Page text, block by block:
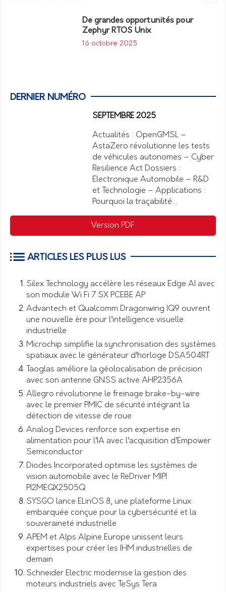
De grandes opportunités pour
Zephyr RTOS Unix
16 octobre 2025
DERNIER NUMÉRO
SEPTEMBRE 2025
Actualités : OpenGMSL –
AstaZero révolutionne les tests
de véhicules autonomes – Cyber
Resilience Act Dossiers :
Electronique Automobile – R&D
et Technologie – Applications :
Pourquoi la traçabilité…
Version PDF
ARTICLES LES PLUS LUS
Silex Technology accélère les réseaux Edge AI avec
son module Wi Fi 7 SX PCEBE AP
Advantech et Qualcomm Dragonwing IQ9 ouvrent
une nouvelle ère pour l’intelligence visuelle
industrielle
Microchip simplifie la synchronisation des systèmes
spatiaux avec le générateur d’horloge DSA504RT
Taoglas améliore la géolocalisation de précision
avec son antenne GNSS active AHP2356A
Allegro révolutionne le freinage brake-by-wire
avec le premier PMIC de sécurité intégrant la
détection de vitesse de roue
Analog Devices renforce son expertise en
alimentation pour l’IA avec l’acquisition d’Empower
Semiconductor
Diodes Incorporated optimise les systèmes de
vision automobile avec le ReDriver MIPI
PI2MEQX2505Q
SYSGO lance ELinOS 8, une plateforme Linux
embarquée conçue pour la cybersécurité et la
souveraineté industrielle
APEM et Alps Alpine Europe unissent leurs
expertises pour créer les IHM industrielles de
demain
Schneider Electric modernise la gestion des
moteurs industriels avec TeSys Tera